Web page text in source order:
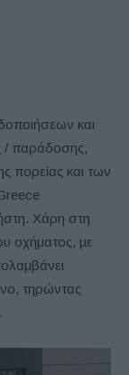
και
/ παράδοσης,
πορείας και των
Χάρη στη
οχήματος, µε
τηρώντας